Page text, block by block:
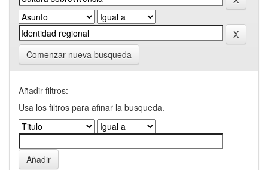
Comenzar nueva busqueda
Añadir filtros:
Usa los filtros para afinar la busqueda.